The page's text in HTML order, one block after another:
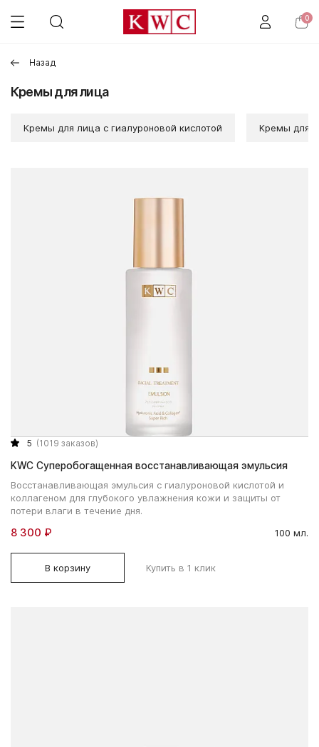
0
Назад
Кремы для лица
Кремы для лица с гиалуроновой кислотой Кремы для
5 (1019 заказов)
KWC Суперобогащенная восстанавливающая эмульсия
Восстанавливающая эмульсия с гиалуроновой кислотой и
коллагеном для глубокого увлажнения кожи и защиты от
потери влаги в течение дня.
8 300 ₽ 100 мл.
В корзину Купить в 1 клик